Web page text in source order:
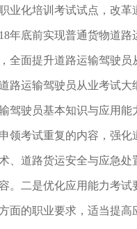
业化培训考试试点，改
年底前实现普通货物道
全面提升道路运输驾驶
运输驾驶员从业考试大
驾驶员基本知识与应用
领考试重复的内容，强
、道路货运安全与应急
。二是优化应用能力考
面的职业要求，适当提高